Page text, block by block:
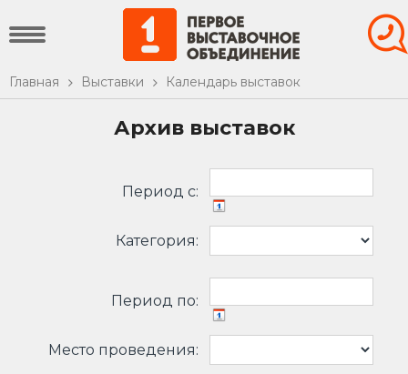
Главная Выставки Календарь выставок
Архив выставок
Период c:
Категория:
Период по:
Место проведения: